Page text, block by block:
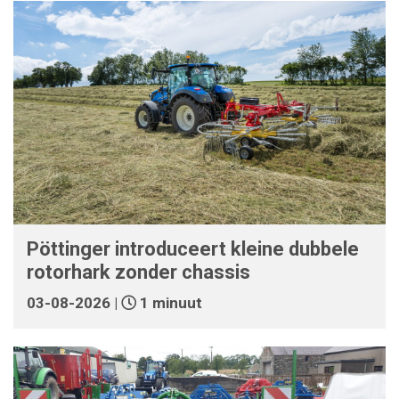
Pöttinger introduceert kleine dubbele
rotorhark zonder chassis
03-08-2026 | 1 minuut